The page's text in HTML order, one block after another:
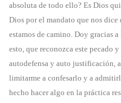
absoluta de todo ello? Es Dios
Dios por el mandato que nos dice
estamos de camino. Doy gracias
esto, que reconozca este pecado
autodefensa y auto justificación,
limitarme a confesarlo y a
hecho hacer algo en la práctica